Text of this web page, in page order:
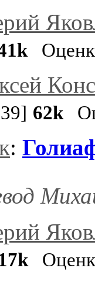
62k
: